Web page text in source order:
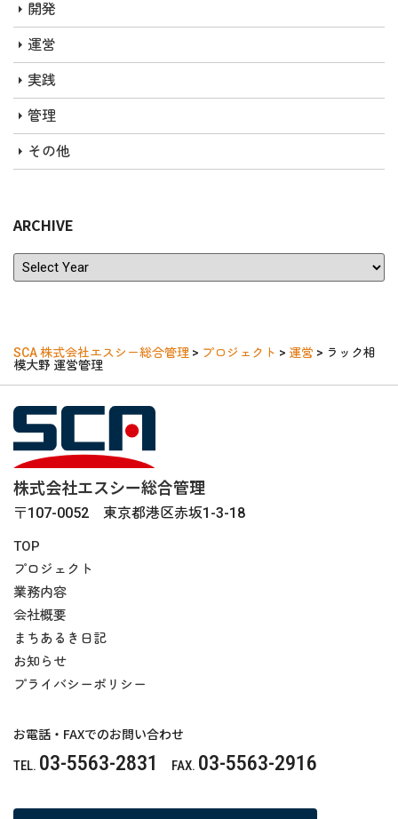
開発
運営
実践
管理
その他
ARCHIVE
ARCHIVE
SCA 株式会社エスシー総合管理 > プロジェクト > 運営 > ラック相
模大野 運営管理
株式会社エスシー総合管理
〒107-0052 東京都港区赤坂1-3-18
TOP
プロジェクト
業務内容
会社概要
まちあるき日記
お知らせ
プライバシーポリシー
お電話・FAXでのお問い合わせ
TEL. 03-5563-2831 FAX. 03-5563-2916